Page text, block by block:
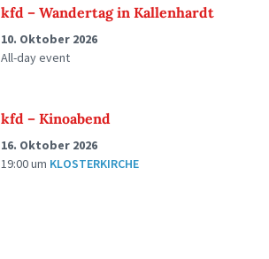
kfd – Wandertag in Kallenhardt
10. Oktober 2026
All-day event
kfd – Kinoabend
16. Oktober 2026
19:00um KLOSTERKIRCHE